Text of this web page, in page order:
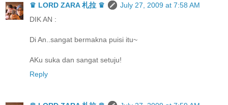
♛ LORD ZARA 札拉 ♛
July 27, 2009 at 7:58 AM
DIK AN :
Di An..sangat bermakna puisi itu~
AKu suka dan sangat setuju!
Reply